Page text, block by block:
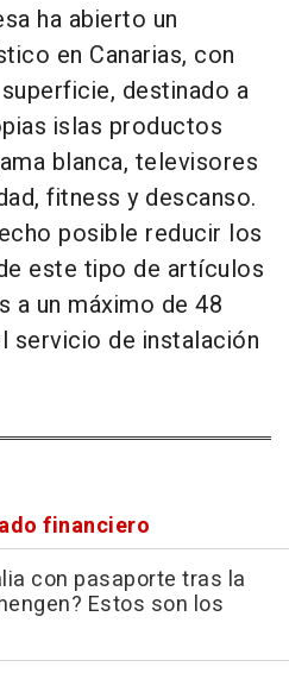
ha abierto un
en Canarias, con
destinado a
islas productos
blanca, televisores
fitness y descanso.
posible reducir los
este tipo de artículos
a un máximo de 48
servicio de instalación
financiero
con pasaporte tras la
Estos son los